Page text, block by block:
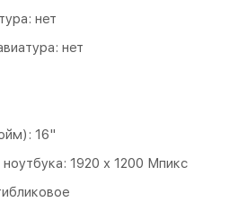
нет
нет
16"
1920 x 1200 Мпикс